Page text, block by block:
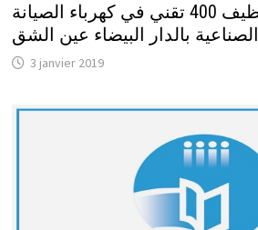
الأنابيك: توظيف 400 تقني في كهرباء الصيانة
الصناعية بالدار البيضاء عين الشق
3 janvier 2019